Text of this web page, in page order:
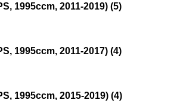
1995ccm, 2011-2019) (5)
1995ccm, 2011-2017) (4)
1995ccm, 2015-2019) (4)